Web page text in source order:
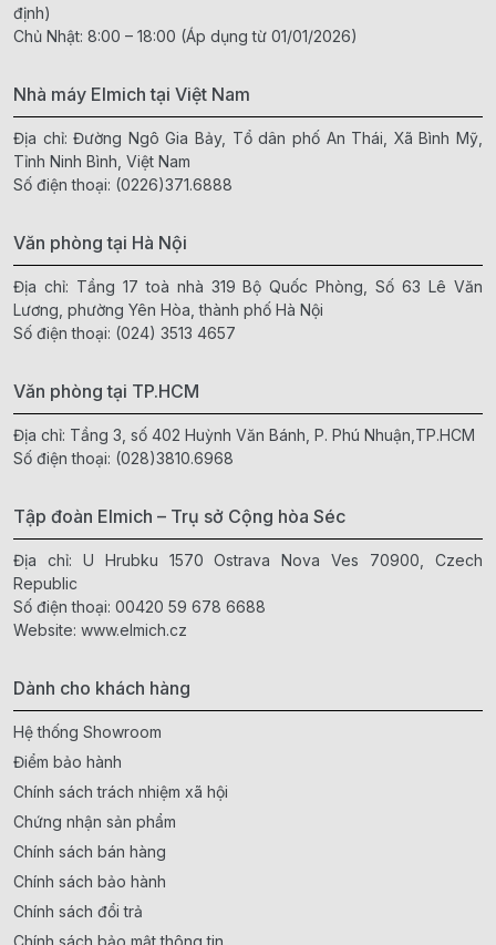
định)
Chủ Nhật: 8:00 – 18:00 (Áp dụng từ 01/01/2026)
Nhà máy Elmich tại Việt Nam
Địa chỉ: Đường Ngô Gia Bảy, Tổ dân phố An Thái, Xã Bình Mỹ,
Tỉnh Ninh Bình, Việt Nam
Số điện thoại: (0226)371.6888
Văn phòng tại Hà Nội
Địa chỉ: Tầng 17 toà nhà 319 Bộ Quốc Phòng, Số 63 Lê Văn
Lương, phường Yên Hòa, thành phố Hà Nội
Số điện thoại: (024) 3513 4657
Văn phòng tại TP.HCM
Địa chỉ: Tầng 3, số 402 Huỳnh Văn Bánh, P. Phú Nhuận,TP.HCM
Số điện thoại: (028)3810.6968
Tập đoàn Elmich – Trụ sở Cộng hòa Séc
Địa chỉ: U Hrubku 1570 Ostrava Nova Ves 70900, Czech
Republic
Số điện thoại: 00420 59 678 6688
Website: www.elmich.cz
Dành cho khách hàng
Hệ thống Showroom
Điểm bảo hành
Chính sách trách nhiệm xã hội
Chứng nhận sản phẩm
Chính sách bán hàng
Chính sách bảo hành
Chính sách đổi trả
Chính sách bảo mật thông tin